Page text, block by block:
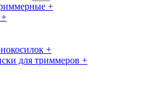
+
+
для триммеров +